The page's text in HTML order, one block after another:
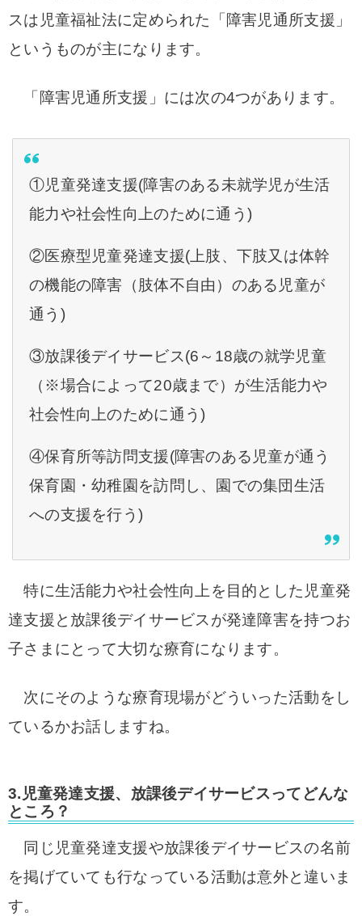
スは児童福祉法に定められた「障害児通所支援」
というものが主になります。
「障害児通所支援」には次の4つがあります。
①児童発達支援(障害のある未就学児が生活
能力や社会性向上のために通う)
②医療型児童発達支援(上肢、下肢又は体幹
の機能の障害（肢体不自由）のある児童が
通う)
③放課後デイサービス(6～18歳の就学児童
（※場合によって20歳まで）が生活能力や
社会性向上のために通う)
④保育所等訪問支援(障害のある児童が通う
保育園・幼稚園を訪問し、園での集団生活
への支援を行う)
特に生活能力や社会性向上を目的とした児童発
達支援と放課後デイサービスが発達障害を持つお
子さまにとって大切な療育になります。
次にそのような療育現場がどういった活動をし
ているかお話しますね。
3.児童発達支援、放課後デイサービスってどんな
ところ？
同じ児童発達支援や放課後デイサービスの名前
を掲げていても行なっている活動は意外と違いま
す。